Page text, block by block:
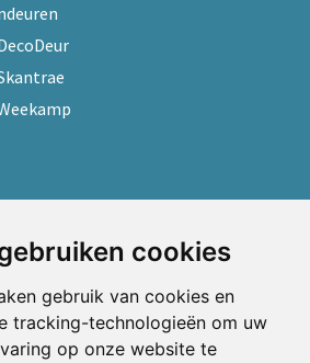
cookies
gebruik van cookies en
tracking-technologieën om uw
op onze website te